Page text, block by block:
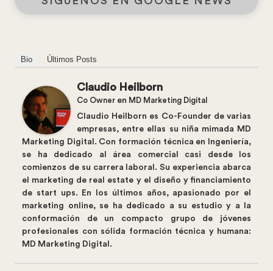
Bio Últimos Posts
Claudio Heilborn
Co Owner en MD Marketing Digital
Claudio Heilborn es Co-Founder de varias
empresas, entre ellas su niña mimada MD
Marketing Digital. Con formación técnica en Ingeniería,
se ha dedicado al área comercial casi desde los
comienzos de su carrera laboral. Su experiencia abarca
el marketing de real estate y el diseño y financiamiento
de start ups. En los últimos años, apasionado por el
marketing online, se ha dedicado a su estudio y a la
conformación de un compacto grupo de jóvenes
profesionales con sólida formación técnica y humana:
MD Marketing Digital.